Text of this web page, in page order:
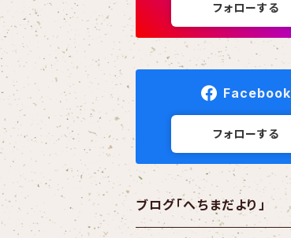
フォローする
Facebook
フォローする
ブログ「へちまだより」